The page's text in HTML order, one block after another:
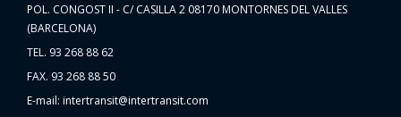
POL. CONGOST II - C/ CASILLA 2 08170 MONTORNES DEL VALLES
(BARCELONA)
TEL. 93 268 88 62
FAX. 93 268 88 50
E-mail: intertransit@intertransit.com